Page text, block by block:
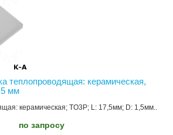
теплопроводящая: керамическая,
мм
керамическая; TO3P; L: 17,5мм; D: 1,5мм..
по запросу